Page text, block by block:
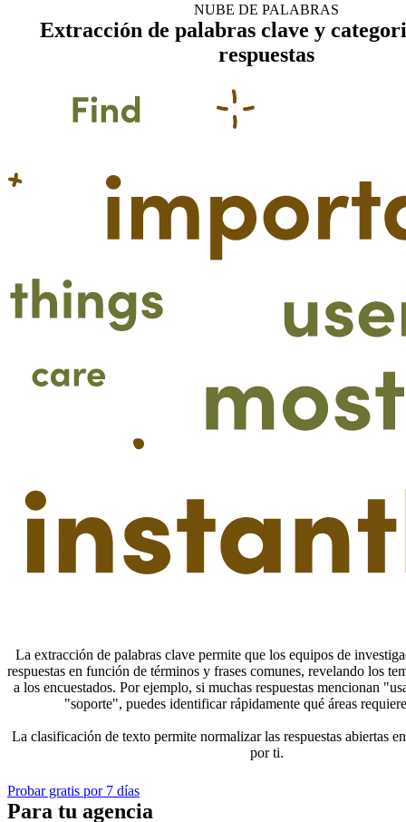
NUBE DE PALABRAS
Extracción de palabras clave y
respuestas
La extracción de palabras clave permite que los equipos de
respuestas en función de términos y frases comunes, revelando los
a los encuestados. Por ejemplo, si muchas respuestas mencionan
"soporte", puedes identificar rápidamente qué áreas
La clasificación de texto permite normalizar las respuestas abiertas
por ti.
Probar gratis por 7 días
Para tu agencia